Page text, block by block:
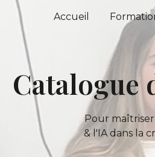
Skip to main content
Accueil
Catalogue
Pour maîtriser
& l'IA dans la